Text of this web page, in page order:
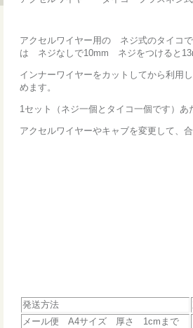
アクセルワイヤー用の ネジ式のタイコ
は ネジなしで10mm ネジをつけると
インナーワイヤーをカットしてから利用
めます。
1セット（ネジ一個とタイコ一個です）あ
アクセルワイヤーやキャブを変更して、
発送方法
メール便 A4サイズ 厚さ 1cmまで